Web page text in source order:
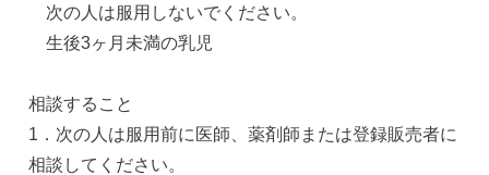
次の人は服用しないでください。
生後3ヶ月未満の乳児
相談すること
1．次の人は服用前に医師、薬剤師または登録販売者に
相談してください。